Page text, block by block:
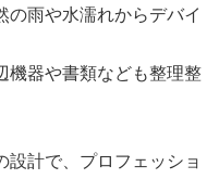
雨や水濡れからデバイ
機器や書類なども整理整
計で、プロフェッショ